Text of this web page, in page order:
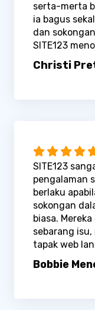
serta-merta
ia bagus
dan
SITE123
Christi
SITE123
pengalaman
berlaku
sokongan
biasa.
sebarang
tapak web
Bobbie